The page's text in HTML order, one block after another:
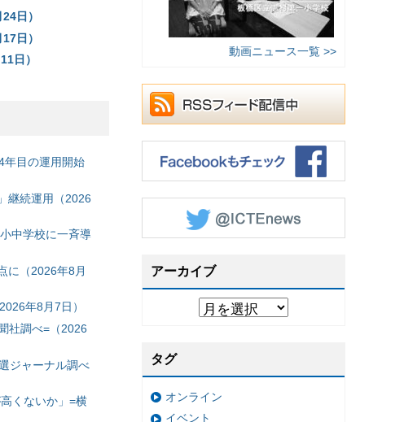
日）
日）
日）
年目の運用開始
継続運用（2026
中学校に一斉導
に（2026年8月
年8月7日）
社調べ=（2026
ジャーナル調べ
くないか」=横
動画ニュース一覧 >>
アーカイブ
タグ
オンライン
イベント